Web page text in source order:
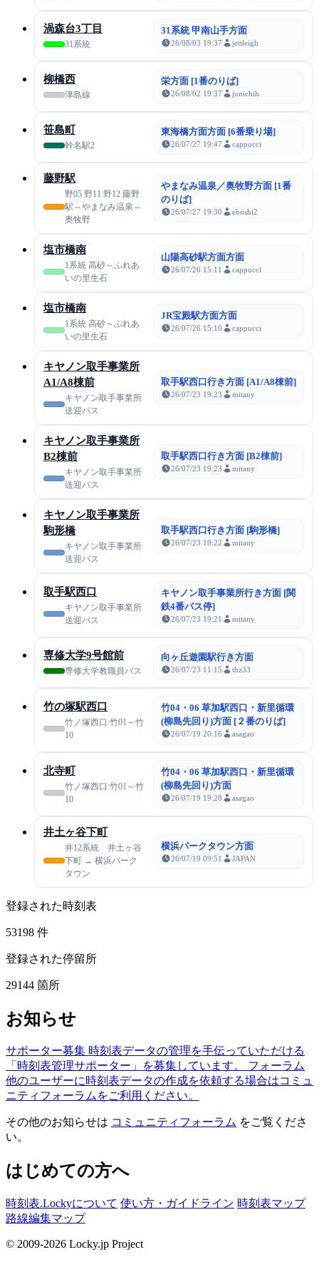
渦森台3丁目
31系統
31系統 甲南山手方面
26/08/03 19:37 jettleigh
柳橋西
津島線
栄方面 [1番のりば]
26/08/02 19:37 junichih
笹島町
幹名駅2
東海橋方面方面 [6番乗り場]
26/07/27 19:47 cappucci
藤野駅
野05 野11 野12 藤野
駅⇔やまなみ温泉⇔
奥牧野
やまなみ温泉／奥牧野方面 [1番
のりば]
26/07/27 19:30 eboshi2
塩市橋南
1系統 高砂～ふれあ
いの里生石
山陽高砂駅方面方面
26/07/26 15:11 cappucci
塩市橋南
1系統 高砂～ふれあ
いの里生石
JR宝殿駅方面方面
26/07/26 15:10 cappucci
キヤノン取手事業所
A1/A8棟前
キヤノン取手事業所
送迎バス
取手駅西口行き方面 [A1/A8棟前]
26/07/23 19:23 mitany
キヤノン取手事業所
B2棟前
キヤノン取手事業所
送迎バス
取手駅西口行き方面 [B2棟前]
26/07/23 19:23 mitany
キヤノン取手事業所
駒形橋
キヤノン取手事業所
送迎バス
取手駅西口行き方面 [駒形橋]
26/07/23 19:22 mitany
取手駅西口
キヤノン取手事業所
送迎バス
キヤノン取手事業所行き方面 [関
鉄4番バス停]
26/07/23 19:21 mitany
専修大学9号館前
専修大学教職員バス
向ヶ丘遊園駅行き方面
26/07/23 11:15 thz33
竹の塚駅西口
竹ノ塚西口:竹01～竹
10
竹04・06 草加駅西口・新里循環
(柳島先回り)方面 [２番のりば]
26/07/19 20:16 asagao
北寺町
竹ノ塚西口:竹01～竹
10
竹04・06 草加駅西口・新里循環
(柳島先回り)方面
26/07/19 19:28 asagao
井土ヶ谷下町
井12系統 井土ヶ谷
下町 → 横浜パーク
タウン
横浜パークタウン方面
26/07/19 09:51 JAPAN
登録された時刻表
53198 件
登録された停留所
29144 箇所
お知らせ
サポーター募集 時刻表データの管理を手伝っていただける
「時刻表管理サポーター」を募集しています。
フォーラム
他のユーザーに時刻表データの作成を依頼する場合はコミュ
ニティフォーラムをご利用ください。
その他のお知らせは コミュニティフォーラム をご覧くださ
い。
はじめての方へ
時刻表.Lockyについて 使い方・ガイドライン 時刻表マップ
路線編集マップ
© 2009-2026 Locky.jp Project